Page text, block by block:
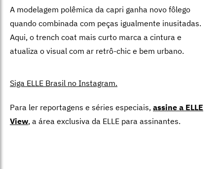
A modelagem polêmica da capri ganha novo fôlego
quando combinada com peças igualmente inusitadas.
Aqui, o trench coat mais curto marca a cintura e
atualiza o visual com ar retrô-chic e bem urbano.
Siga ELLE Brasil no Instagram.
Para ler reportagens e séries especiais, assine a ELLE
View, a área exclusiva da ELLE para assinantes.